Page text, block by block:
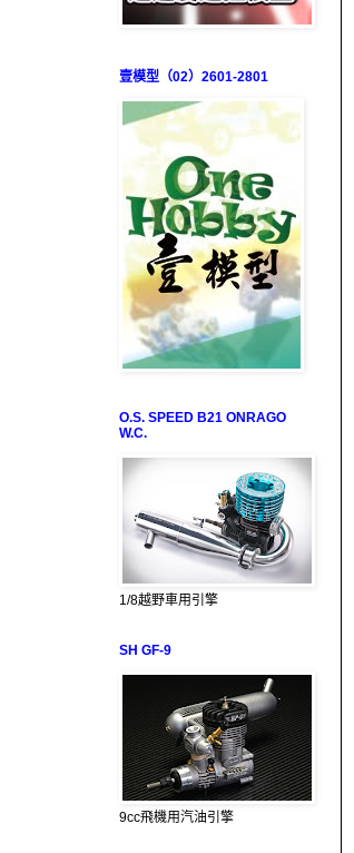
壹模型（02）2601-2801
O.S. SPEED B21 ONRAGO
W.C.
1/8越野車用引擎
SH GF-9
9cc飛機用汽油引擎